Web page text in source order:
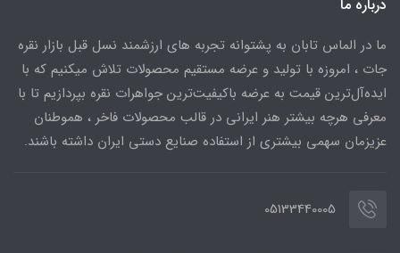
درباره ما
ما در الماس تابان به پشتوانه تجربه های ارزشمند نسل قبل بازار نقره
جات ، امروزه با تولید و عرضه مستقیم محصولات تلاش میکنیم که با
ایده‌آل‌ترین قیمت به عرضه باکیفیت‌ترین جواهرات نقره بپردازیم تا با
معرفی هرچه بیشتر هنر ایرانی در قالب محصولات فاخر ، هموطنان
عزیزمان سهمی بیشتری از استفاده صنایع دستی ایران داشته باشند.
05133440005